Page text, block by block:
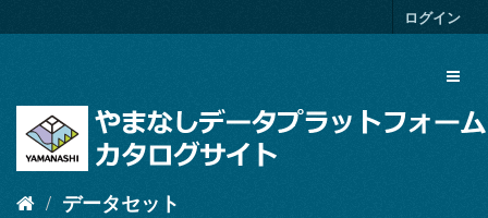
キ
ログイン
データセット